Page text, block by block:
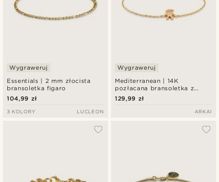
Essentials | 2 mm złocista
bransoletka figaro
Wygraweruj
104,99 zł
3 KOLORY LUCLEON
Mediterranean | 14K
pozłacana bransoletka z
zawieszkami i białymi
cyrkoniami
Wygraweruj
129,99 zł
ARKAI